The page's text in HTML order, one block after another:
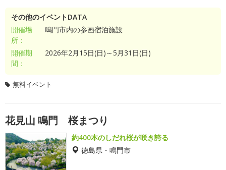
その他のイベントDATA
開催場
所：
鳴門市内の参画宿泊施設
開催期
間：
2026年2月15日(日)～5月31日(日)
無料イベント
花見山 鳴門 桜まつり
約400本のしだれ桜が咲き誇る
徳島県・鳴門市